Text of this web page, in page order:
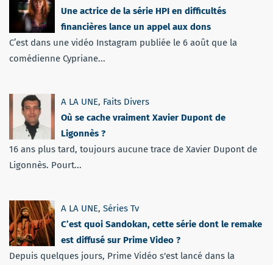
Une actrice de la série HPI en difficultés
financières lance un appel aux dons
C’est dans une vidéo Instagram publiée le 6 août que la
comédienne Cypriane...
A LA UNE, Faits Divers
Où se cache vraiment Xavier Dupont de
Ligonnès ?
16 ans plus tard, toujours aucune trace de Xavier Dupont de
Ligonnès. Pourt...
A LA UNE, Séries Tv
C’est quoi Sandokan, cette série dont le remake
est diffusé sur Prime Video ?
Depuis quelques jours, Prime Vidéo s'est lancé dans la